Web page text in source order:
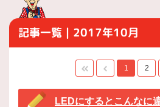
記事一覧｜2017年10月
1 2
LEDにするとこんなに